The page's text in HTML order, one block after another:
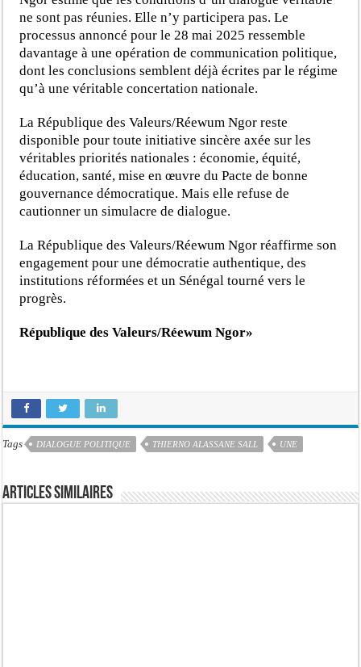
ne sont pas réunies. Elle n’y participera pas. Le
processus annoncé pour le 28 mai 2025 ressemble
davantage à une opération de communication politique,
dont les conclusions semblent déjà écrites par le régime
qu’à une véritable concertation nationale.
La République des Valeurs/Réewum Ngor reste
disponible pour toute initiative sincère axée sur les
véritables priorités nationales : économie, équité,
éducation, santé, mise en œuvre du Pacte de bonne
gouvernance démocratique. Mais elle refuse de
cautionner un simulacre de dialogue.
La République des Valeurs/Réewum Ngor réaffirme son
engagement pour une démocratie authentique, des
institutions réformées et un Sénégal tourné vers le
progrès.
République des Valeurs/Réewum Ngor»
Tags DIALOGUE POLITIQUE THIERNO ALASSANE SALL UNE
Articles similaires